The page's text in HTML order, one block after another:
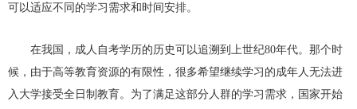
可以适应不同的学习需求和时间安排。
在我国，成人自考学历的历史可以追溯到上世纪80年代。那个时
候，由于高等教育资源的有限性，很多希望继续学习的成年人无法进
入大学接受全日制教育。为了满足这部分人群的学习需求，国家开始